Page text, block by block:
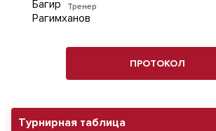
Турнирная таблица
Тренер
ПРОТОКОЛ